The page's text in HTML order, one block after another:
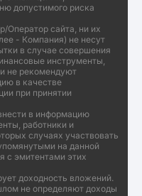
допустимого риска
сайта, ни их
- Компания) не несут
в случае совершения
инструменты,
не рекомендуют
в качестве
при принятии
в информацию
работники и
случаях участвовать
на данной
с эмитентами этих
доходность вложений.
не определяют доходы